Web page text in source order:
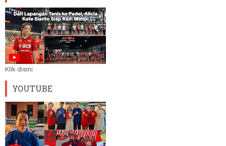
Klik disini
YOUTUBE